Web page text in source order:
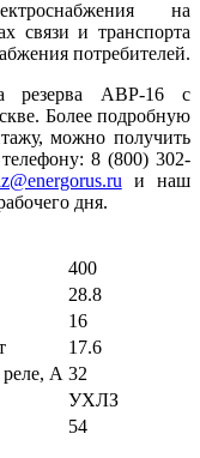
на
связи и транспорта
потребителей.
резерва АВР-16 с
Более подробную
можно получить
8 (800) 302-
и наш
дня.
400
28.8
16
17.6
А 32
УХЛЗ
54